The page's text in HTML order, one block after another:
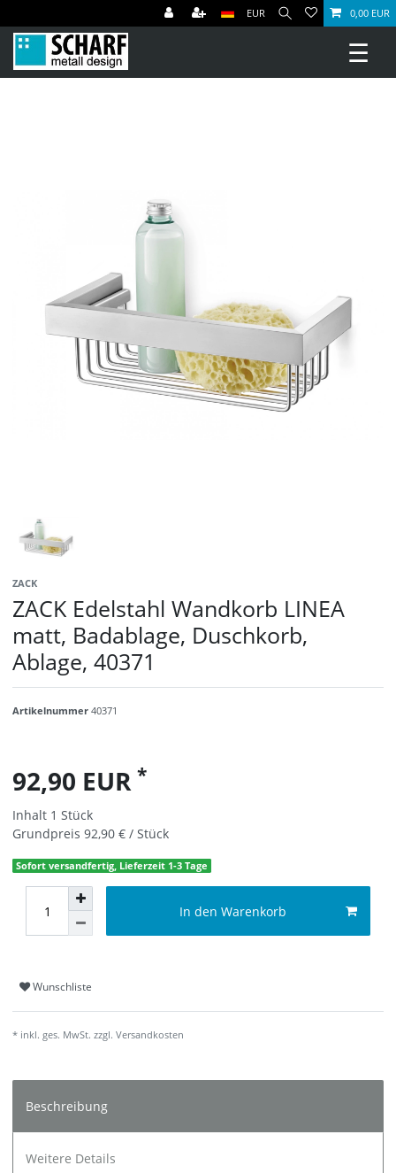
EUR 0,00 EUR
☰
ZACK
ZACK Edelstahl Wandkorb LINEA
matt, Badablage, Duschkorb,
Ablage, 40371
Artikelnummer 40371
92,90 EUR *
Inhalt 1 Stück
Grundpreis 92,90 € / Stück
Sofort versandfertig, Lieferzeit 1-3 Tage
In den Warenkorb
Wunschliste
* inkl. ges. MwSt. zzgl. Versandkosten
Beschreibung
Weitere Details